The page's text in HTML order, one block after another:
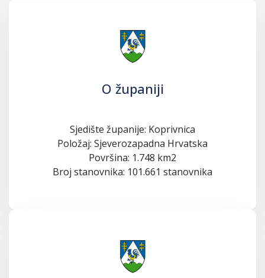
O županiji
Sjedište županije: Koprivnica
Položaj: Sjeverozapadna Hrvatska
Površina: 1.748 km2
Broj stanovnika: 101.661 stanovnika